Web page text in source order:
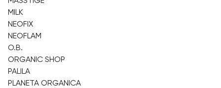
MILK
NEOFIX
NEOFLAM
O.B.
ORGANIC SHOP
PALILA
PLANETA ORGANICA